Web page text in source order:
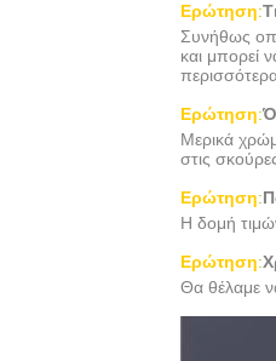
Ερώτηση:
Συνήθως
και μπορεί
Ερώτηση:
Μερικά
στις
Ερώτηση:
Η δομή
Ερώτηση:
Θα θέλαμε